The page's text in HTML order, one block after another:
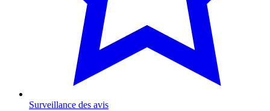
Surveillance des avis